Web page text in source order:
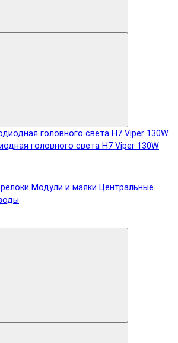
головного света H7 Viper 130W
Модули и маяки Центральные